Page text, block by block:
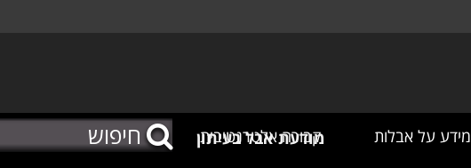
מידע על אבלות קבורה אלטרנטיבית
מודעת אבל בעיתון